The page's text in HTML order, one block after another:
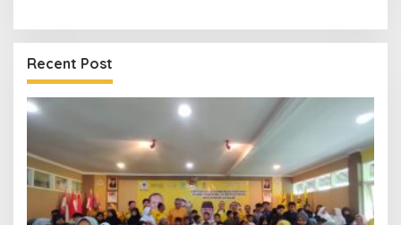
Recent Post